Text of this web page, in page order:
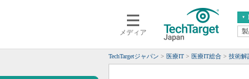
メディア
クラウド エンタ
ERP
TechTargetジャパン 医療IT 医療IT総合 技術解